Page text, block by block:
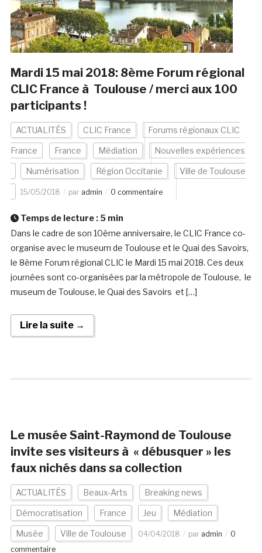
Mardi 15 mai 2018: 8ème Forum régional
CLIC France à Toulouse / merci aux 100
participants !
ACTUALITÉS CLIC France Forums régionaux CLIC
France France Médiation Nouvelles expériences
Numérisation Région Occitanie Ville de Toulouse
15/05/2018 par admin 0 commentaire
Temps de lecture : 5 min
Dans le cadre de son 10ème anniversaire, le CLIC France co-
organise avec le museum de Toulouse et le Quai des Savoirs,
le 8ème Forum régional CLIC le Mardi 15 mai 2018. Ces deux
journées sont co-organisées par la métropole de Toulouse, le
museum de Toulouse, le Quai des Savoirs et […]
Lire la suite →
Le musée Saint-Raymond de Toulouse
invite ses visiteurs à « débusquer » les
faux nichés dans sa collection
ACTUALITÉS Beaux-Arts Breaking news
Démocratisation France Jeu Médiation
Musée Ville de Toulouse 04/04/2018 par admin
0
commentaire